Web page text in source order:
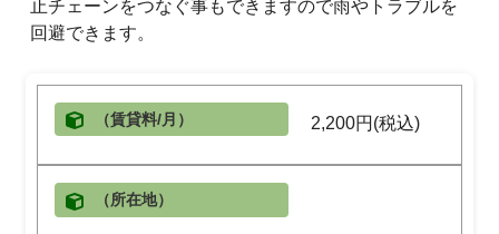
止チェーンをつなぐ事もできますので雨やトラブルを
回避できます。
（賃貸料/月） 2,200円(税込)
（所在地）